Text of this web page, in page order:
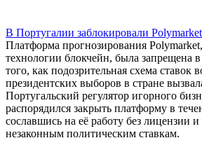
В Португалии заблокировали Polymarket
Платформа прогнозирования
технологии блокчейн, была запрещена
того, как подозрительная схема ставок
президентских выборов в стране
Португальский регулятор игорного
распорядился закрыть платформу в
сославшись на её работу без лицензии
незаконным политическим ставкам.